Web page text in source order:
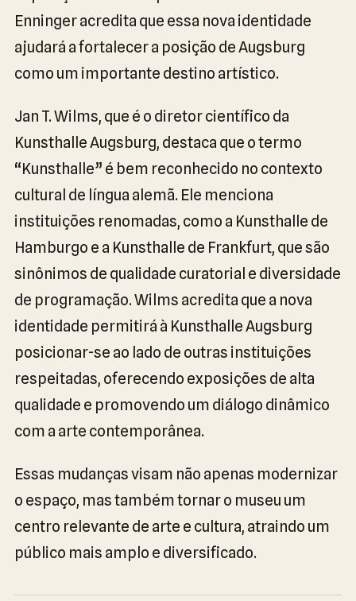
Enninger acredita que essa nova identidade
ajudará a fortalecer a posição de Augsburg
como um importante destino artístico.
Jan T. Wilms, que é o diretor científico da
Kunsthalle Augsburg, destaca que o termo
“Kunsthalle” é bem reconhecido no contexto
cultural de língua alemã. Ele menciona
instituições renomadas, como a Kunsthalle de
Hamburgo e a Kunsthalle de Frankfurt, que são
sinônimos de qualidade curatorial e diversidade
de programação. Wilms acredita que a nova
identidade permitirá à Kunsthalle Augsburg
posicionar-se ao lado de outras instituições
respeitadas, oferecendo exposições de alta
qualidade e promovendo um diálogo dinâmico
com a arte contemporânea.
Essas mudanças visam não apenas modernizar
o espaço, mas também tornar o museu um
centro relevante de arte e cultura, atraindo um
público mais amplo e diversificado.